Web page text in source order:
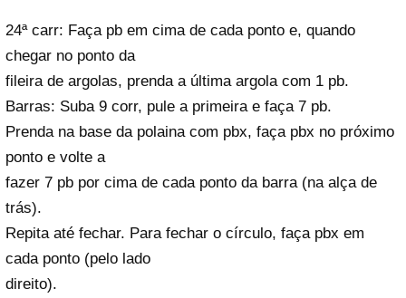
24ª carr: Faça pb em cima de cada ponto e, quando
chegar no ponto da
fileira de argolas, prenda a última argola com 1 pb.
Barras: Suba 9 corr, pule a primeira e faça 7 pb.
Prenda na base da polaina com pbx, faça pbx no próximo
ponto e volte a
fazer 7 pb por cima de cada ponto da barra (na alça de
trás).
Repita até fechar. Para fechar o círculo, faça pbx em
cada ponto (pelo lado
direito).